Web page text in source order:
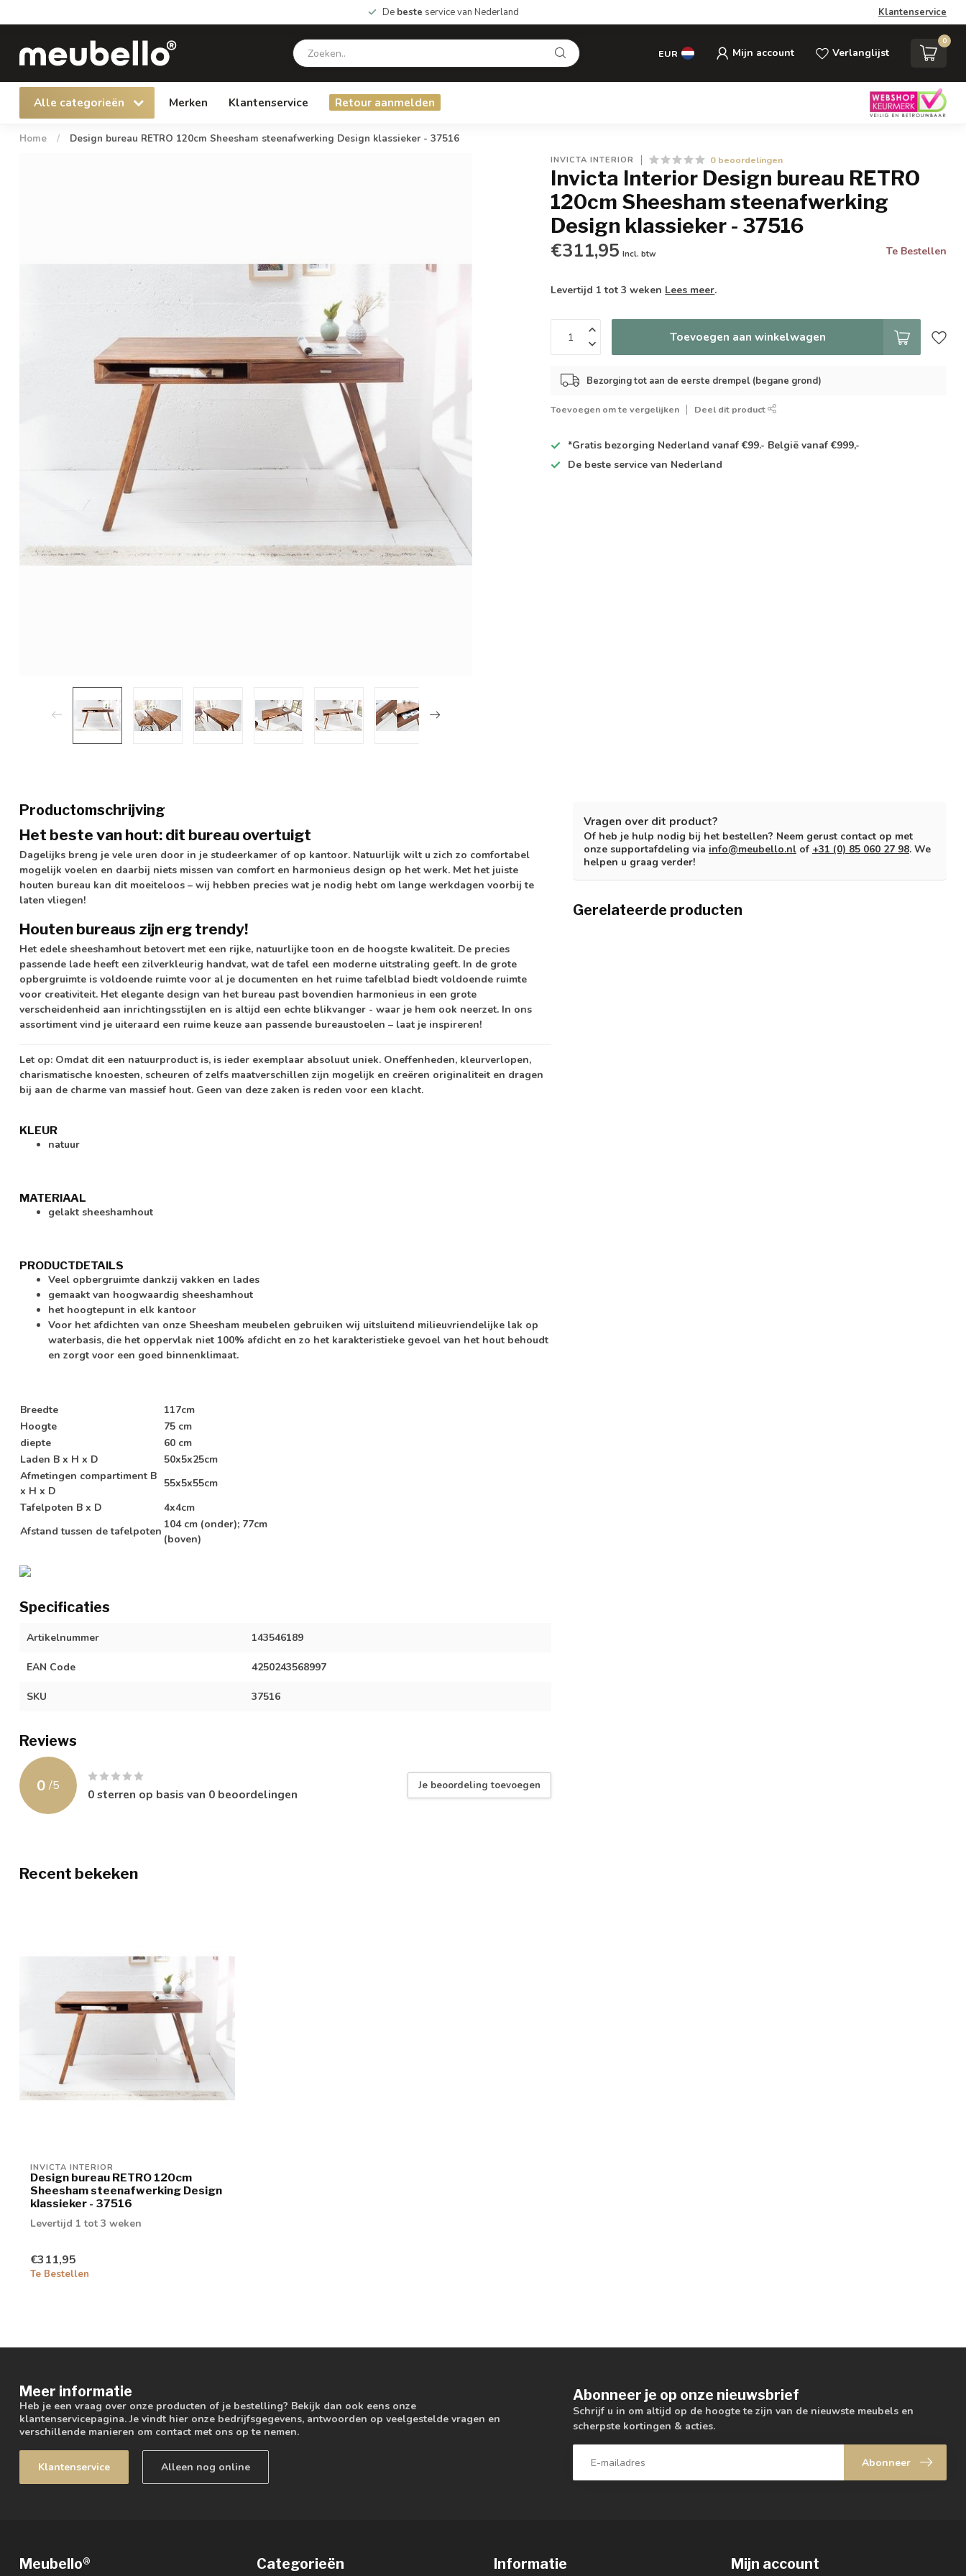
De beste service van Nederland Klantenservice
EUR Mijn account Verlanglijst
0
Alle categorieën Merken Klantenservice Retour aanmelden
Home / Design bureau RETRO 120cm Sheesham steenafwerking Design klassieker - 37516
INVICTA INTERIOR 0 beoordelingen
Invicta Interior Design bureau RETRO
120cm Sheesham steenafwerking
Design klassieker - 37516
€311,95 Incl. btw Te Bestellen
Levertijd 1 tot 3 weken Lees meer.
Toevoegen aan winkelwagen
Bezorging tot aan de eerste drempel (begane grond)
Toevoegen om te vergelijken Deel dit product
*Gratis bezorging Nederland vanaf €99.- België vanaf €999,-
De beste service van Nederland
Productomschrijving
Het beste van hout: dit bureau overtuigt
Dagelijks breng je vele uren door in je studeerkamer of op kantoor. Natuurlijk wilt u zich zo comfortabel
mogelijk voelen en daarbij niets missen van comfort en harmonieus design op het werk. Met het juiste
houten bureau kan dit moeiteloos – wij hebben precies wat je nodig hebt om lange werkdagen voorbij te
laten vliegen!
Houten bureaus zijn erg trendy!
Het edele sheeshamhout betovert met een rijke, natuurlijke toon en de hoogste kwaliteit. De precies
passende lade heeft een zilverkleurig handvat, wat de tafel een moderne uitstraling geeft. In de grote
opbergruimte is voldoende ruimte voor al je documenten en het ruime tafelblad biedt voldoende ruimte
voor creativiteit. Het elegante design van het bureau past bovendien harmonieus in een grote
verscheidenheid aan inrichtingsstijlen en is altijd een echte blikvanger - waar je hem ook neerzet. In ons
assortiment vind je uiteraard een ruime keuze aan passende bureaustoelen – laat je inspireren!
Let op: Omdat dit een natuurproduct is, is ieder exemplaar absoluut uniek. Oneffenheden, kleurverlopen,
charismatische knoesten, scheuren of zelfs maatverschillen zijn mogelijk en creëren originaliteit en dragen
bij aan de charme van massief hout. Geen van deze zaken is reden voor een klacht.
KLEUR
natuur
MATERIAAL
gelakt sheeshamhout
PRODUCTDETAILS
Veel opbergruimte dankzij vakken en lades
gemaakt van hoogwaardig sheeshamhout
het hoogtepunt in elk kantoor
Voor het afdichten van onze Sheesham meubelen gebruiken wij uitsluitend milieuvriendelijke lak op
waterbasis, die het oppervlak niet 100% afdicht en zo het karakteristieke gevoel van het hout behoudt
en zorgt voor een goed binnenklimaat.
Breedte
117cm
Hoogte
75 cm
diepte
60 cm
Laden B x H x D
50x5x25cm
Afmetingen compartiment B
x H x D
55x5x55cm
Tafelpoten B x D
4x4cm
Afstand tussen de tafelpoten
104 cm (onder); 77cm
(boven)
Specificaties
Artikelnummer 143546189
EAN Code 4250243568997
SKU 37516
Reviews
0 /5
0sterren op basis van 0 beoordelingen
Je beoordeling toevoegen
Vragen over dit product?
Of heb je hulp nodig bij het bestellen? Neem gerust contact op met
onze supportafdeling via info@meubello.nl of +31 (0) 85 060 27 98. We
helpen u graag verder!
Gerelateerde producten
Recent bekeken
INVICTA INTERIOR
Design bureau RETRO 120cm
Sheesham steenafwerking Design
klassieker - 37516
Levertijd 1 tot 3 weken
€311,95
Te Bestellen
Meer informatie
Heb je een vraag over onze producten of je bestelling? Bekijk dan ook eens onze
klantenservicepagina. Je vindt hier onze bedrijfsgegevens, antwoorden op veelgestelde vragen en
verschillende manieren om contact met ons op te nemen.
Klantenservice Alleen nog online
Abonneer je op onze nieuwsbrief
Schrijf u in om altijd op de hoogte te zijn van de nieuwste meubels en
scherpste kortingen & acties.
Abonneer
Meubello® Categorieën Informatie Mijn account